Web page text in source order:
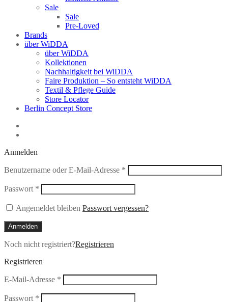
Sale
Sale
Pre-Loved
Brands
über WiDDA
über WiDDA
Kollektionen
Nachhaltigkeit bei WiDDA
Faire Produktion – So entsteht WiDDA
Textil & Pflege Guide
Store Locator
Berlin Concept Store
Anmelden
Benutzername oder E-Mail-Adresse * Erforderlich
Passwort * Erforderlich
Angemeldet bleiben Passwort vergessen?
Anmelden
Noch nicht registriert?Registrieren
Registrieren
E-Mail-Adresse * Erforderlich
Passwort * Erforderlich